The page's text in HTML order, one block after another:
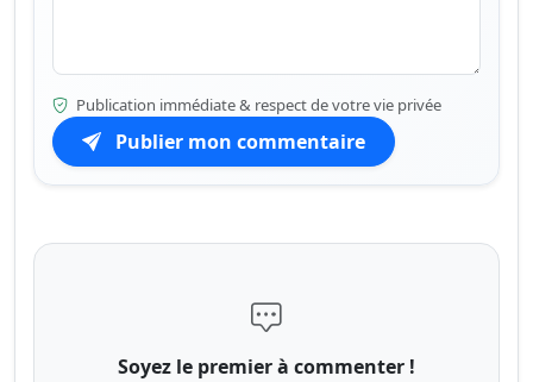
Publication immédiate & respect de votre vie privée
Publier mon commentaire
Soyez le premier à commenter !